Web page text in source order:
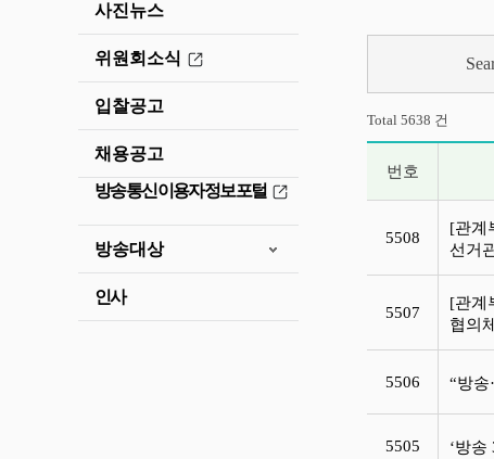
사진뉴스
위원회소식
입찰공고
채용공고
방송통신이용자정보포털
방송대상
인사
Total 5638 건
번호
5508
[관계
선거
5507
[관계
협의
5506 “방송
5505 ‘방